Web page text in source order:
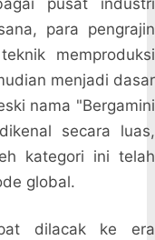
pusat industri
para pengrajin
memproduksi
menjadi dasar
nama "Bergamini
secara luas,
kategori ini telah
global.
dilacak ke era